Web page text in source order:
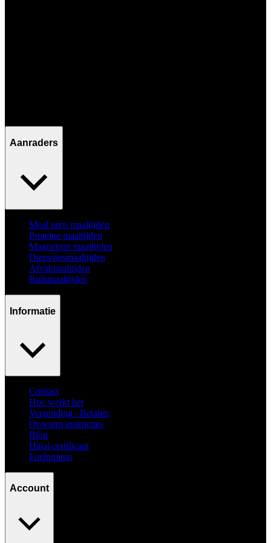
Aanraders
Meal prep maaltijden
Proteïne maaltijden
Magnetron maaltijden
Diepvriesmaaltijden
Afvalmaaltijden
Bulkmaaltijden
Informatie
Contact
Hoe werkt het
Verzending / Betalen
Opwarm instructies
Blog
Halal certificaat
Fuelpunten
Account